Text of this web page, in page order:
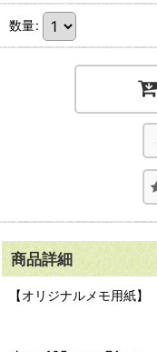
数量:
商品詳細
【オリジナルメモ用紙】